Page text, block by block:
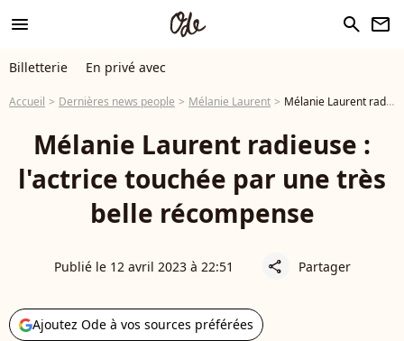
menu search newsletter
Billetterie En privé avec
Accueil Dernières news people Mélanie Laurent Mélanie Laurent radieuse : l'actrice touchée par une très belle récompense
Mélanie Laurent radieuse :
l'actrice touchée par une très
belle récompense
Publié le 12 avril 2023 à 22:51 share Partager
Ajoutez Ode à vos sources préférées